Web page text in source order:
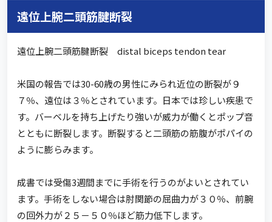
遠位上腕二頭筋腱断裂
遠位上腕二頭筋腱断裂 distal biceps tendon tear
米国の報告では30-60歳の男性にみられ近位の断裂が９
７％、遠位は３％とされています。日本では珍しい疾患で
す。バーベルを持ち上げたり強いが威力が働くとポップ音
とともに断裂します。断裂すると二頭筋の筋腹がポパイの
ように膨らみます。
成書では受傷3週間までに手術を行うのがよいとされてい
ます。手術をしない場合は肘関節の屈曲力が３０％、前腕
の回外力が２５－５０％ほど筋力低下します。